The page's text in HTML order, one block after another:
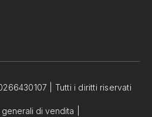
| Tutti i diritti riservati
di vendita